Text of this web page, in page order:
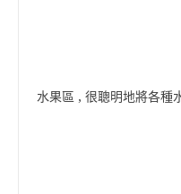
水果區 , 很聰明地將各種